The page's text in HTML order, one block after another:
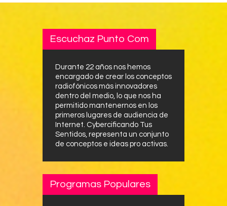
Escuchaz Punto Com
Durante 22 años nos hemos
encargado de crear los conceptos
radiofónicos más innovadores
dentro del medio, lo que nos ha
permitido mantenernos en los
primeros lugares de audiencia de
Internet. Cybercificando Tus
Sentidos, representa un conjunto
de conceptos e ideas pro activas.
Programas Populares